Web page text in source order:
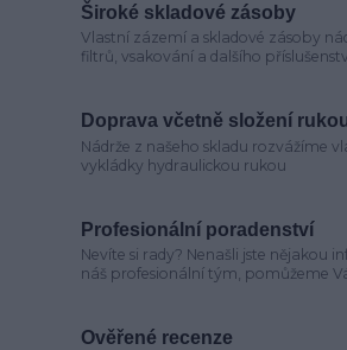
Široké skladové zásoby
Vlastní zázemí a skladové zásoby
filtrů, vsakování a dalšího
Doprava včetně složení
Nádrže z našeho skladu rozvážíme
vykládky hydraulickou rukou
Profesionální poradenství
Nevíte si rady? Nenašli jste nějakou
náš profesionální tým, pomůžeme
Ověřené recenze